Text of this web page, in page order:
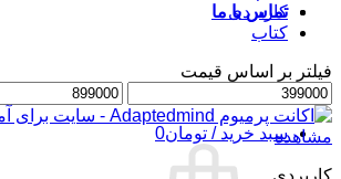
تماس با ما
ورود / عضویت
سبد خرید / تومان0
کاربردی
کتاب
فیلتر بر اساس قیمت
حداقل
قیمت
حداکثر
قیمت
مشاهده
کاربردی